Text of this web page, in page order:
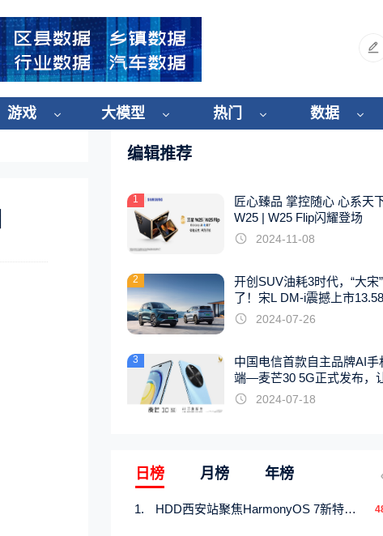
游戏 大模型 热门 数据
编辑推荐
1
匠心臻品 掌控随心 心系天
W25 | W25 Flip闪耀登场
2024-11-08
2
开创SUV油耗3时代，“大宋
了！宋L DM-i震撼上市
起
2024-07-26
3
中国电信首款自主品牌AI手
端—麦芒30 5G正式发布，
触手可及2024-07-18
日榜 月榜 年榜
HDD西安站聚焦HarmonyOS 7新特性，解锁从互联到智能的应用开发新范式